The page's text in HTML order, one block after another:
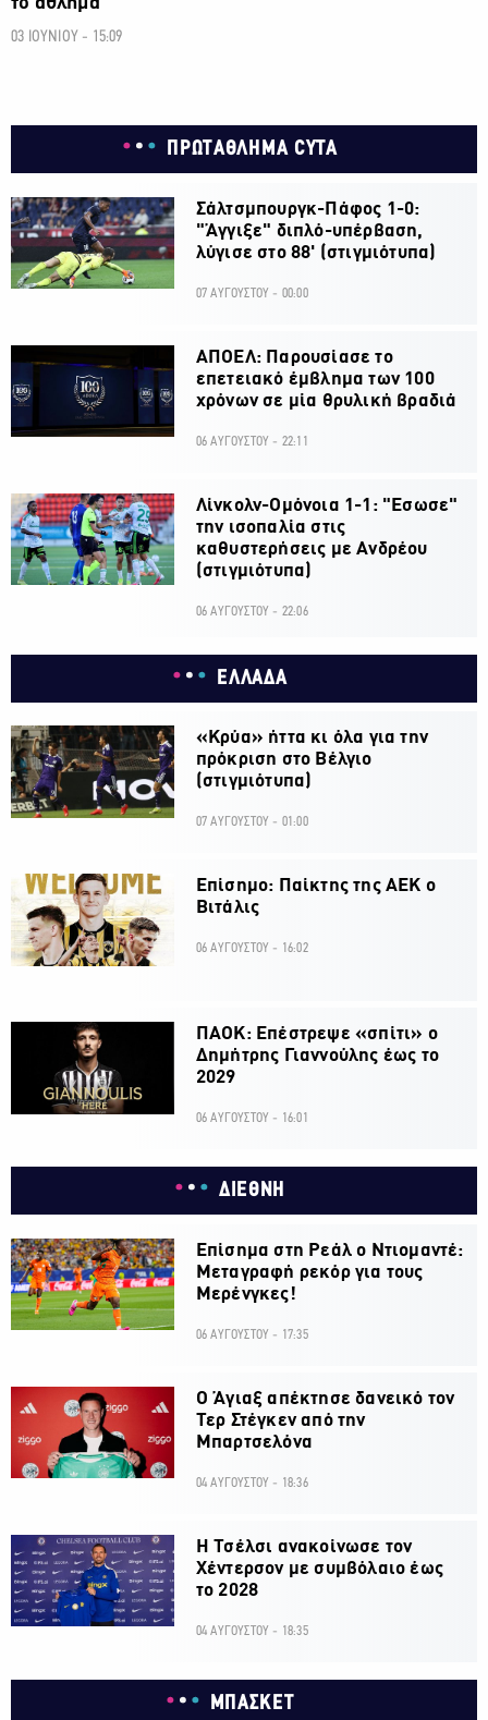
το άθλημα"
03 ΙΟΥΝΙΟΥ - 15:09
ΠΡΩΤΑΘΛΗΜΑ CYTA
Σάλτσμπουργκ-Πάφος 1-0:
"Άγγιξε" διπλό-υπέρβαση,
λύγισε στο 88' (στιγμιότυπα)
07 ΑΥΓΟΥΣΤΟΥ - 00:00
ΑΠΟΕΛ: Παρουσίασε το
επετειακό έμβλημα των 100
χρόνων σε μία θρυλική βραδιά
06 ΑΥΓΟΥΣΤΟΥ - 22:11
Λίνκολν-Ομόνοια 1-1: "Εσωσε"
την ισοπαλία στις
καθυστερήσεις με Ανδρέου
(στιγμιότυπα)
06 ΑΥΓΟΥΣΤΟΥ - 22:06
ΕΛΛΑΔΑ
«Κρύα» ήττα κι όλα για την
πρόκριση στο Βέλγιο
(στιγμιότυπα)
07 ΑΥΓΟΥΣΤΟΥ - 01:00
Επίσημο: Παίκτης της ΑΕΚ ο
Βιτάλις
06 ΑΥΓΟΥΣΤΟΥ - 16:02
ΠΑΟΚ: Επέστρεψε «σπίτι» ο
Δημήτρης Γιαννούλης έως το
2029
06 ΑΥΓΟΥΣΤΟΥ - 16:01
ΔΙΕΘΝΗ
Επίσημα στη Ρεάλ ο Ντιομαντέ:
Μεταγραφή ρεκόρ για τους
Μερένγκες!
06 ΑΥΓΟΥΣΤΟΥ - 17:35
Ο Άγιαξ απέκτησε δανεικό τον
Τερ Στέγκεν από την
Μπαρτσελόνα
04 ΑΥΓΟΥΣΤΟΥ - 18:36
H Τσέλσι ανακοίνωσε τον
Χέντερσον με συμβόλαιο έως
το 2028
04 ΑΥΓΟΥΣΤΟΥ - 18:35
ΜΠΑΣΚΕΤ